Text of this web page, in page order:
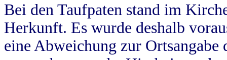
Bei den Taufpaten stand im
Herkunft. Es wurde deshalb
eine Abweichung zur